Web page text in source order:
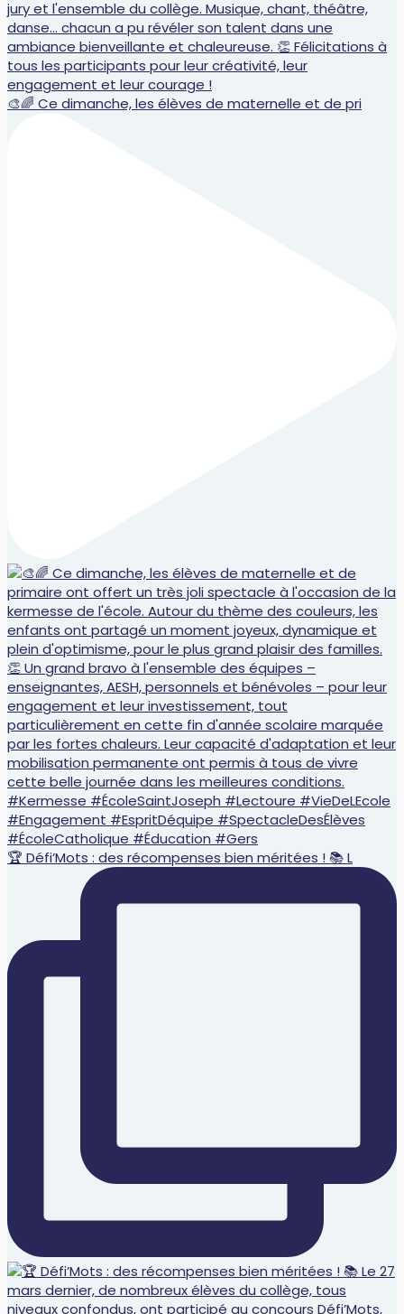
🎨🌈 Ce dimanche, les élèves de maternelle et de pri
🏆 Défi’Mots : des récompenses bien méritées ! 📚 L